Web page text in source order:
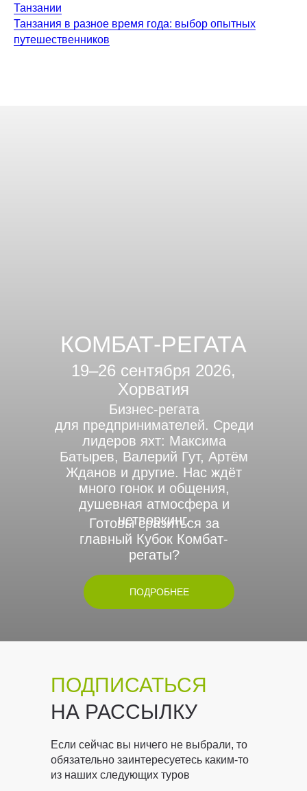
Танзании
Танзания в разное время года: выбор опытных
путешественников
КОМБАТ-РЕГАТА
19–26 сентября 2026,
Хорватия
Бизнес-регата
для предпринимателей. Среди
лидеров яхт: Максима
Батырев, Валерий Гут, Артём
Жданов и другие. Нас ждёт
много гонок и общения,
душевная атмосфера и
нетворкинг.
Готовы сразиться за
главный Кубок Комбат-
регаты?
ПОДРОБНЕЕ
ПОДПИСАТЬСЯ
НА РАССЫЛКУ
Если сейчас вы ничего не выбрали, то
обязательно заинтересуетесь каким-то
из наших следующих туров